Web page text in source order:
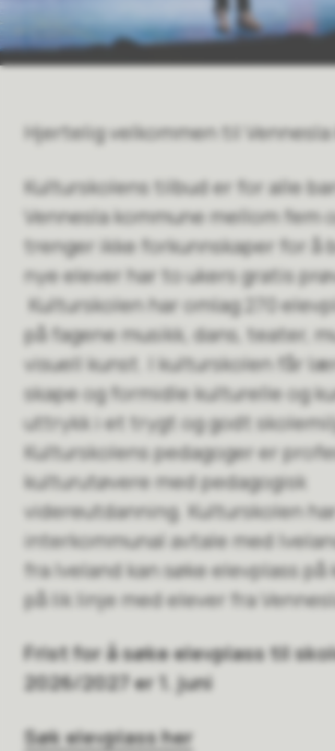
Hjertelig velkommen til
Kulturskolens tilbud er for alle
Vennesla kommune mellom fem
trenger ikke forkunnskaper for å
nye elever har to ukers gratis
Kulturskolen har omlag 270
på fagene musikk, dans, teater,
visuell kunst. I kulturskolen får
skape og formidle kulturelle og
uttrykk i et trygt og godt
Kulturskolens pedagoger er
kulturutøvere med pedagogisk
videreutdanning. Kulturskolen har
interkommunal avtale med
fra Iveland kan søke elevplass
på lik linje med elever fra
Frist for å søke elevplass til
2026/2027 er 1. juni
Søk elevplass her